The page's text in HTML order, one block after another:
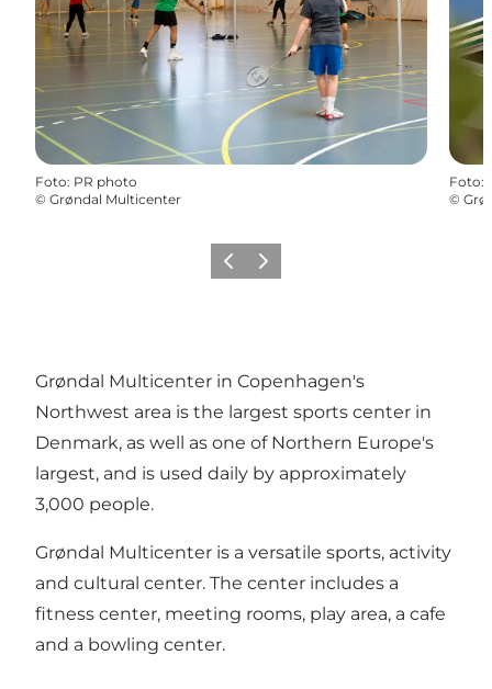
Foto: PR photo
© Grøndal Multicenter
Foto:
©
Föregående
Nästa
Grøndal Multicenter in Copenhagen's
Northwest area is the largest sports center in
Denmark, as well as one of Northern Europe's
largest, and is used daily by approximately
3,000 people.
Grøndal Multicenter is a versatile sports, activity
and cultural center. The center includes a
fitness center, meeting rooms, play area, a cafe
and a bowling center.